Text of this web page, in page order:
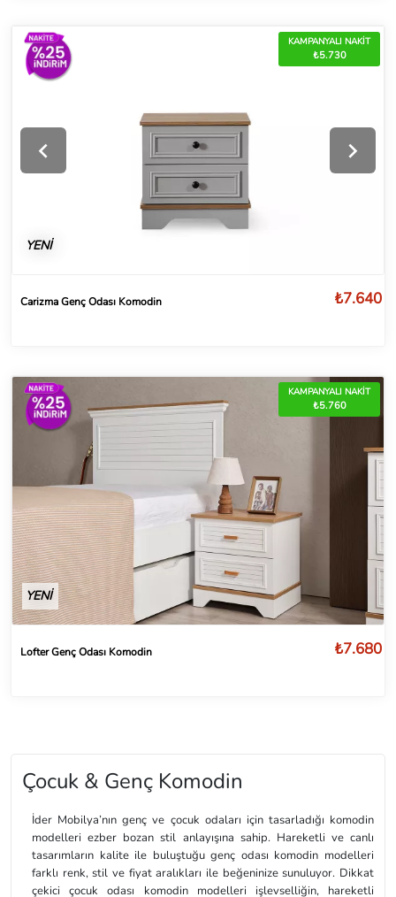
Çocuk & Genç Komodin
İder Mobilya’nın genç ve çocuk odaları için tasarladığı komodin
modelleri ezber bozan stil anlayışına sahip. Hareketli ve canlı
tasarımların kalite ile buluştuğu genç odası komodin modelleri
farklı renk, stil ve fiyat aralıkları ile beğeninize sunuluyor. Dikkat
çekici çocuk odası komodin modelleri işlevselliğin, hareketli
KAMPANYALI NAKİT
₺5.730
YENİ
Carizma Genç Odası Komodin ₺7.640
KAMPANYALI NAKİT
₺5.760
YENİ
Lofter Genç Odası Komodin ₺7.680